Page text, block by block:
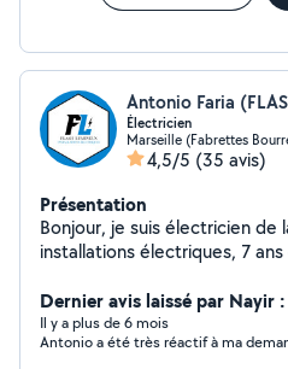
Antonio Faria
Électricien
Marseille (Fabrettes
4,5/5 (35 avis)
Présentation
Bonjour, je suis électricien de
installations électriques, 7
Dernier avis laissé par Nayir
Il y a plus de 6 mois
Antonio a été très réactif à ma